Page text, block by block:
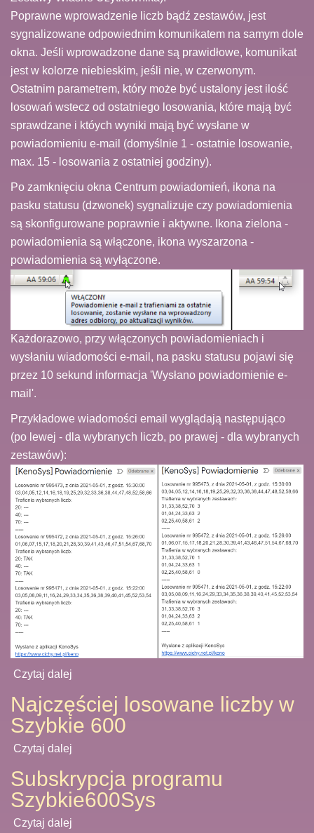
Poprawne wprowadzenie liczb bądź zestawów, jest
sygnalizowane odpowiednim komunikatem na samym dole
okna. Jeśli wprowadzone dane są prawidłowe, komunikat
jest w kolorze niebieskim, jeśli nie, w czerwonym.
Ostatnim parametrem, który może być ustalony jest ilość
losowań wstecz od ostatniego losowania, które mają być
sprawdzane i któych wyniki mają być wysłane w
powiadomieniu e-mail (domyślnie 1 - ostatnie losowanie,
max. 15 - losowania z ostatniej godziny).
Po zamknięciu okna Centrum powiadomień, ikona na
pasku statusu (dzwonek) sygnalizuje czy powiadomienia
są skonfigurowane poprawnie i aktywne. Ikona zielona -
powiadomienia są włączone, ikona wyszarzona -
powiadomienia są wyłączone.
Każdorazowo, przy włączonych powiadomieniach i
wysłaniu wiadomości e-mail, na pasku statusu pojawi się
przez 10 sekund informacja 'Wysłano powiadomienie e-
mail'.
Przykładowe wiadomości email wyglądają następująco
(po lewej - dla wybranych liczb, po prawej - dla wybranych
zestawów):
Czytaj dalej
Najczęściej losowane liczby w
Szybkie 600
Czytaj dalej
Subskrypcja programu
Szybkie600Sys
Czytaj dalej